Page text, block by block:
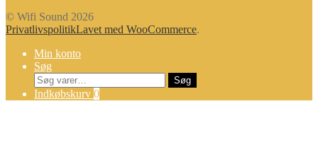
© Wifi Sound 2026
PrivatlivspolitikLavet med WooCommerce.
Min konto
Søg
Søg
efter:
Søg
Indkøbskurv 0